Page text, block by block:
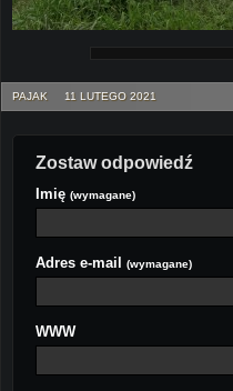
PAJAK 11 LUTEGO 2021
Zostaw odpowiedź
Imię (wymagane)
Adres e-mail (wymagane)
WWW